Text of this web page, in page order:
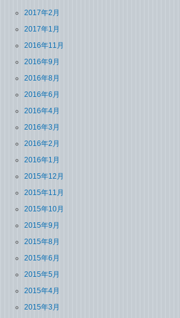
2017年2月
2017年1月
2016年11月
2016年9月
2016年8月
2016年6月
2016年4月
2016年3月
2016年2月
2016年1月
2015年12月
2015年11月
2015年10月
2015年9月
2015年8月
2015年6月
2015年5月
2015年4月
2015年3月